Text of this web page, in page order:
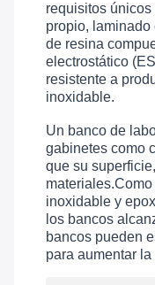
requisitos
propio,
de resina
electrostático
resistente a
inoxidable.
Un banco de
gabinetes como
que su
inoxidable y
los bancos
bancos pueden
para aumentar